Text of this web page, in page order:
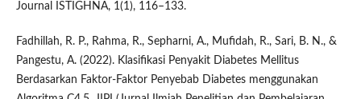
Journal ISTIGHNA, 1(1), 116–133.
Fadhillah, R. P., Rahma, R., Sepharni, A., Mufidah, R., Sari, B. N., &
Pangestu, A. (2022). Klasifikasi Penyakit Diabetes Mellitus
Berdasarkan Faktor-Faktor Penyebab Diabetes menggunakan